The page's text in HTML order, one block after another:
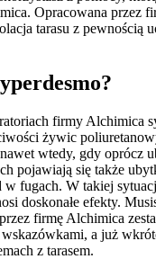
Opracowana przez
tarasu z pewnością
firmy Alchimica
żywic
nawet wtedy, gdy oprócz
pojawiają się także
w fugach. W takiej
doskonałe efekty.
firmę Alchimica
a już
z tarasem.